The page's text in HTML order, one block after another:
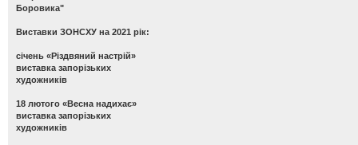
Боровика"
Виставки ЗОНСХУ на 2021 рік:
січень «Різдвяний настрій»
виставка запорізьких
художників
18 лютого «Весна надихає»
виставка запорізьких
художників